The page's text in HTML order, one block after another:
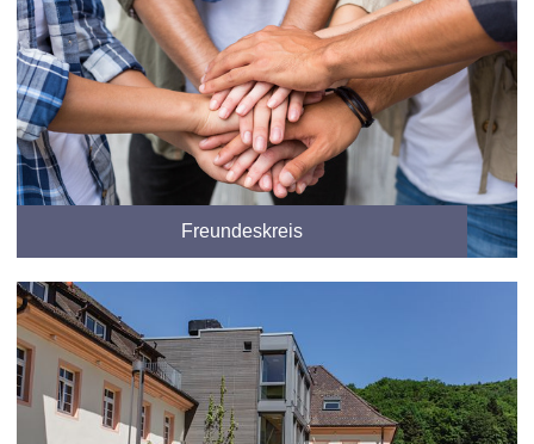
Freundeskreis